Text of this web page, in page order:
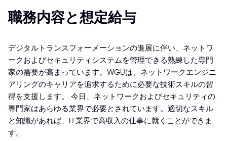
職務内容と想定給与
デジタルトランスフォーメーションの進展に伴い、ネットワ
ークおよびセキュリティシステムを管理できる熟練した専門
家の需要が高まっています。WGUは、ネットワークエンジニ
アリングのキャリアを追求するために必要な技術スキルの習
得を支援します。 今日、ネットワークおよびセキュリティの
専門家はあらゆる業界で必要とされています。適切なスキル
と知識があれば、IT業界で高収入の仕事に就くことができま
す。